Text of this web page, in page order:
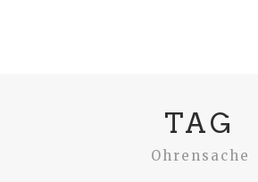
TAG
Ohrensache